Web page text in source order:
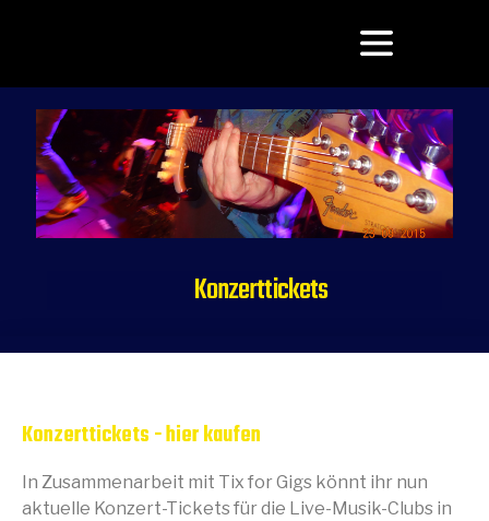
Konzerttickets
Februar 7, 2024 9:18 p.m.
Konzerttickets - hier kaufen
In Zusammenarbeit mit Tix for Gigs könnt ihr nun
aktuelle Konzert-Tickets für die Live-Musik-Clubs in